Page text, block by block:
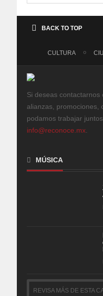
BACK TO TOP
CULTURA
Si deseas contactarnos
alianzas, promociones,
podamos trabajar
info@reconoce.mx
MÚSICA
REVISA MÁS DE ESTA